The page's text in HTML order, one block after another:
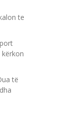
te
të